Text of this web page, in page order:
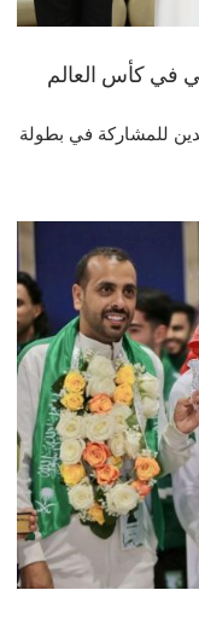
في كأس العالم
للمشاركة في بطولة